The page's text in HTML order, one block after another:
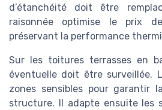
d’étanchéité doit être
raisonnée optimise le prix
préservant la performance
Sur les toitures terrasses en
éventuelle doit être surveillée.
zones sensibles pour garantir
structure. Il adapte ensuite les